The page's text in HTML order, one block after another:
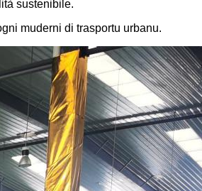
sustenibile.
muderni di trasportu urbanu.